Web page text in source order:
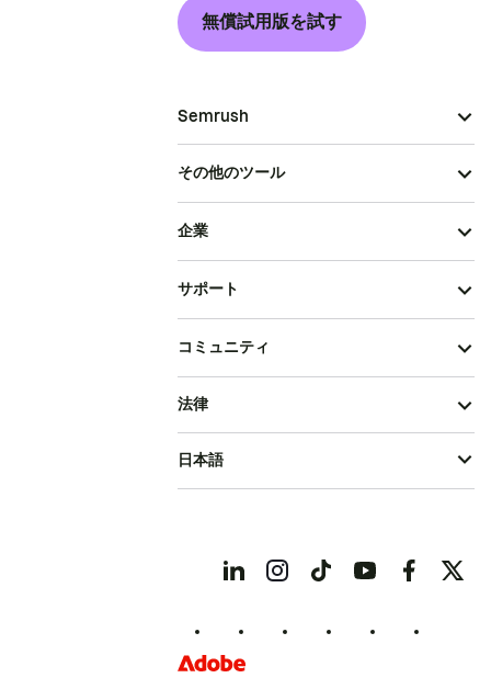
無償試用版を試す
Semrush
その他のツール
企業
サポート
コミュニティ
法律
日本語